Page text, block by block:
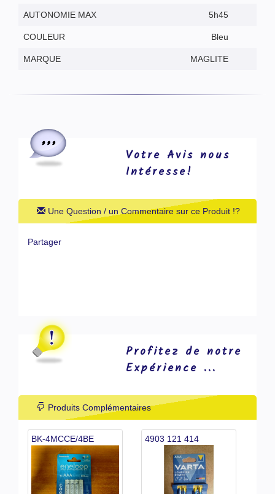
AUTONOMIE MAX 5h45
COULEUR Bleu
MARQUE MAGLITE
Votre Avis nous
Intéresse!
Une Question / un Commentaire sur ce Produit !?
Partager
Profitez de notre
Expérience ...
Produits Complémentaires
BK-4MCCE/4BE 4903 121 414